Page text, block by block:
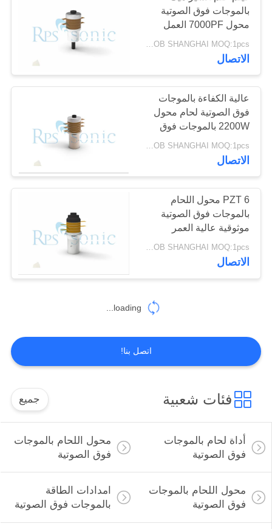
بقعة لحام بالموجات
فوق الصوتية
48
معالج السائل
بالموجات فوق
الصوتية
68
فوهات الرش
16
أداة القطع بالموجات
فوق الصوتية
15
بالموجات فوق الصوتية
محول 7000PF العمل
المستمر
USD150/PC FOB SHANGHAI MOQ:1pcs
الاتصال
عالية الكفاءة بالموجات
فوق الصوتية لحام محول
2200W بالموجات فوق
الصوتية الاهتزاز محول
USD150/PC FOB SHANGHAI MOQ:1pcs
الاتصال
PZT 6 محول اللحام
بالموجات فوق الصوتية
موثوقية عالية العمر
الافتراضي الطويل
USD150/PC FOB SHANGHAI MOQ:1pcs
الاتصال
loading...
اتصل بنا!
فئات شعبية جميع
أداة لحام بالموجات
فوق الصوتية
محول اللحام بالموجات
فوق الصوتية
محول اللحام بالموجات
فوق الصوتية
امدادات الطاقة
بالموجات فوق الصوتية